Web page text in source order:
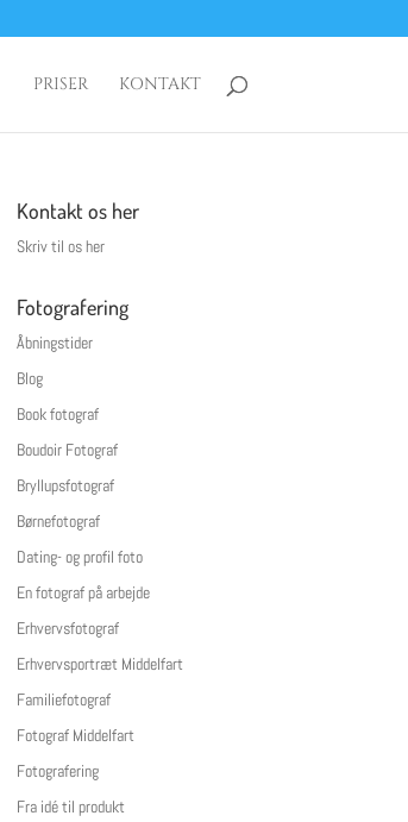
PRISER KONTAKT
Kontakt os her
Skriv til os her
Fotografering
Åbningstider
Blog
Book fotograf
Boudoir Fotograf
Bryllupsfotograf
Børnefotograf
Dating- og profil foto
En fotograf på arbejde
Erhvervsfotograf
Erhvervsportræt Middelfart
Familiefotograf
Fotograf Middelfart
Fotografering
Fra idé til produkt